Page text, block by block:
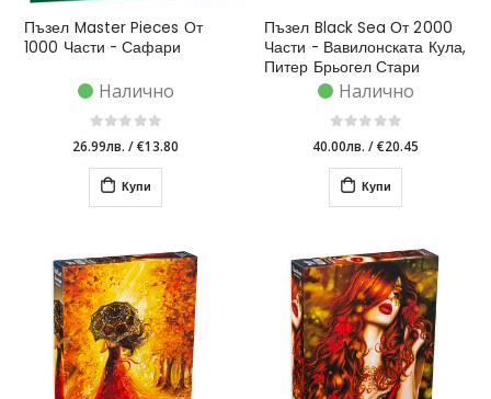
Пъзел Master Pieces От
1000 Части - Сафари
Налично
26.99лв. /€13.80
Купи
Пъзел Black Sea От 2000
Части - Вавилонската Кула,
Питер Брьогел Стари
Налично
40.00лв. /€20.45
Купи